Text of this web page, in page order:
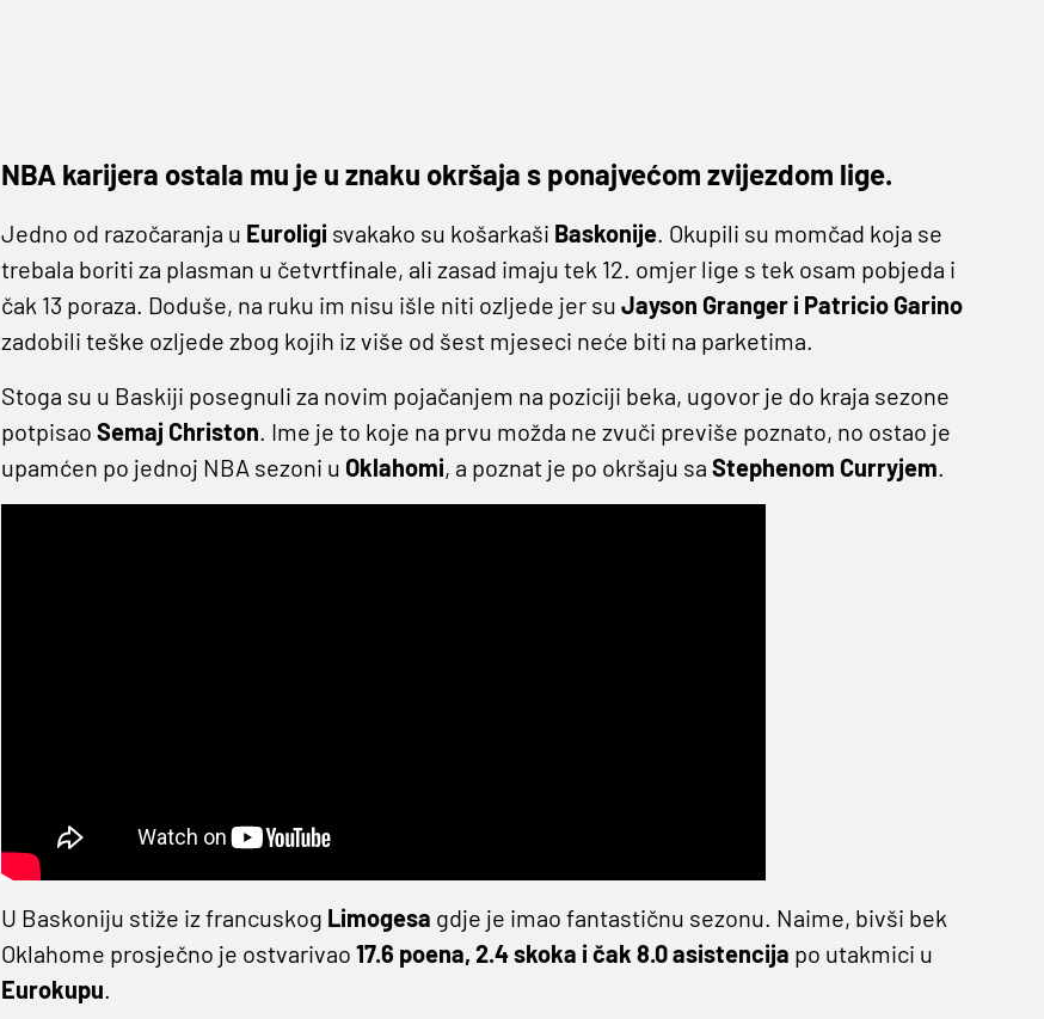
NBA karijera ostala mu je u znaku okršaja s ponajvećom zvijezdom lige.
Jedno od razočaranja u Euroligi svakako su košarkaši Baskonije. Okupili su momčad koja se
trebala boriti za plasman u četvrtfinale, ali zasad imaju tek 12. omjer lige s tek osam pobjeda i
čak 13 poraza. Doduše, na ruku im nisu išle niti ozljede jer su Jayson Granger i Patricio Garino
zadobili teške ozljede zbog kojih iz više od šest mjeseci neće biti na parketima.
Stoga su u Baskiji posegnuli za novim pojačanjem na poziciji beka, ugovor je do kraja sezone
potpisao Semaj Christon. Ime je to koje na prvu možda ne zvuči previše poznato, no ostao je
upamćen po jednoj NBA sezoni u Oklahomi, a poznat je po okršaju sa Stephenom Curryjem.
U Baskoniju stiže iz francuskog Limogesa gdje je imao fantastičnu sezonu. Naime, bivši bek
Oklahome prosječno je ostvarivao 17.6 poena, 2.4 skoka i čak 8.0 asistencija po utakmici u
Eurokupu.